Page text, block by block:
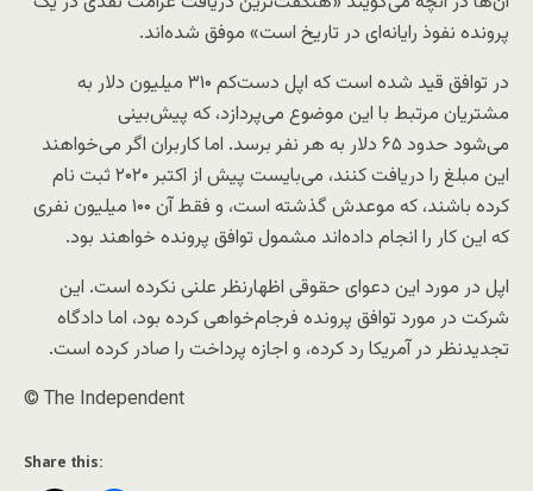
پرونده نفوذ رایانه‌ای در تاریخ است» موفق شده‌اند.
در توافق قید شده است که اپل دست‌کم ۳۱۰ میلیون دلار به
مشتریان مرتبط با این موضوع می‌پردازد، که پیش‌بینی
می‌شود حدود ۶۵ دلار به هر نفر برسد. اما کاربران اگر می‌خواهند
این مبلغ را دریافت کنند، می‌بایست پیش از اکتبر ۲۰۲۰ ثبت نام
کرده باشند، که موعدش گذشته است، و فقط آن ۱۰۰ میلیون نفری
که این کار را انجام داده‌اند مشمول توافق پرونده خواهند بود.
اپل در مورد این دعوای حقوقی اظهارنظر علنی نکرده است. این
شرکت در مورد توافق پرونده فرجام‌خواهی کرده بود، اما دادگاه
تجدیدنظر در آمریکا رد کرده، و اجازه پرداخت را صادر کرده است.
© The Independent
Share this: